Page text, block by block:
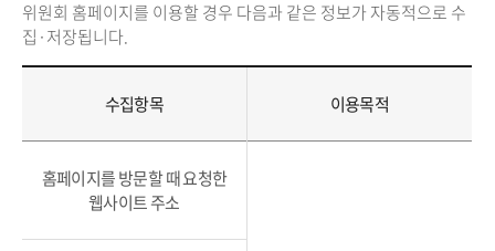
위원회 홈페이지를 이용할 경우 다음과 같은 정보가 자동적으로 수
집·저장됩니다.
수집항목 이용목적
홈페이지를 방문할 때 요청한
웹사이트 주소